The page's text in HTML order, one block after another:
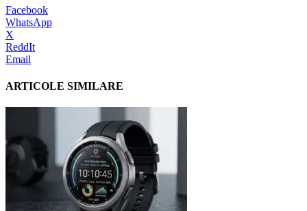
Facebook
WhatsApp
X
ReddIt
Email
ARTICOLE SIMILARE